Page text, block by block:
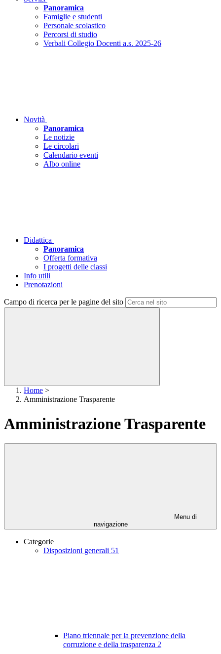
Panoramica
Famiglie e studenti
Personale scolastico
Percorsi di studio
Verbali Collegio Docenti a.s. 2025-26
Novità
Panoramica
Le notizie
Le circolari
Calendario eventi
Albo online
Didattica
Panoramica
Offerta formativa
I progetti delle classi
Info utili
Prenotazioni
Campo di ricerca per le pagine del sito
Home >
Amministrazione Trasparente
Amministrazione Trasparente
Menu di
navigazione
Categorie
Disposizioni generali 51
Piano triennale per la prevenzione della
corruzione e della trasparenza 2